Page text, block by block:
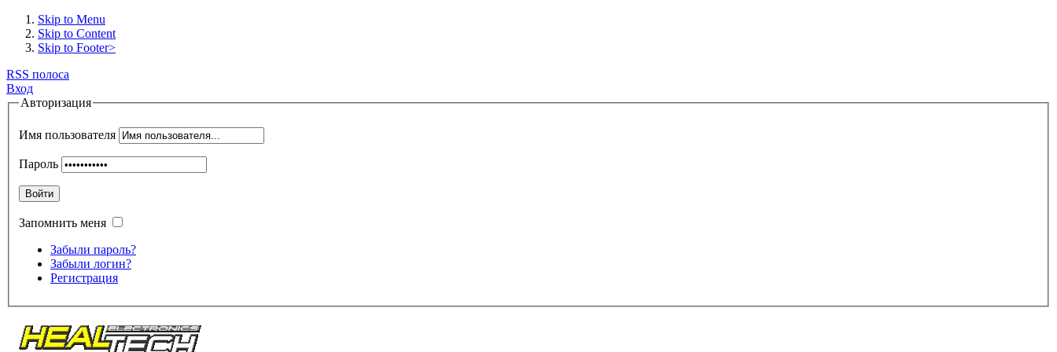
Skip to Menu
Skip to Content
Skip to Footer>
RSS полоса
Вход
Авторизация
Имя пользователя
Пароль
Войти
Запомнить меня
Забыли пароль?
Забыли логин?
Регистрация